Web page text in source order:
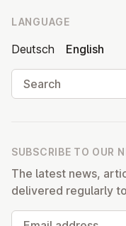
LANGUAGE
Deutsch
English
Search
SUBSCRIBE TO OUR
The latest news,
delivered regularly
Email address